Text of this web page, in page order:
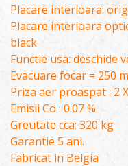
Placare interioara:
Placare interioara
black
Functie usa: deschide
Evacuare focar = 250
Priza aer proaspat : 2
Emisii Co : 0.07 %
Greutate cca: 320 kg
Garantie 5 ani.
Fabricat in Belgia